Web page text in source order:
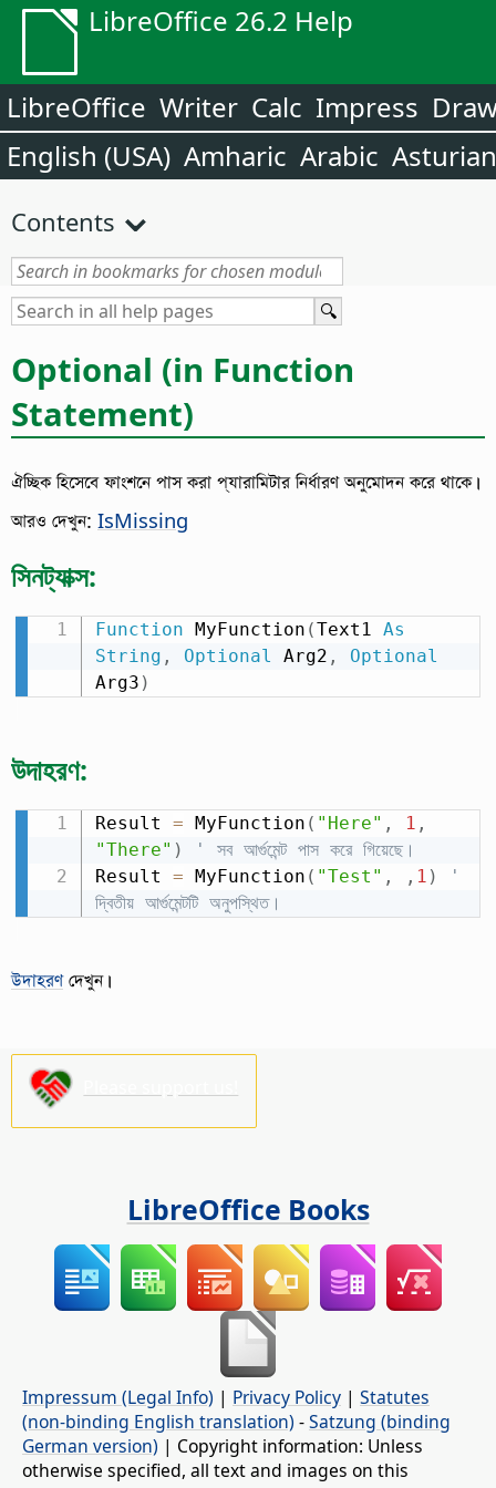
LibreOffice 26.2 Help
LibreOffice Writer Calc Impress
English (USA) Amharic Arabic Asturian
Contents
Optional (in Function
Statement)
ঐচ্ছিক হিসেবে ফাংশনে পাস করা প্যারামিটার নির্ধারণ অনুমোদন করে থাকে।
আরও দেখুন: IsMissing
সিনট্যাক্স:
Function MyFunction (Text1 As
String , Optional Arg2 ,
Optional
Arg3 )
উদাহরণ:
Result = MyFunction ( "Here" , 1 ,
"There" )
' সব আর্গুমেন্ট পাস করে গিয়েছে।
Result = MyFunction ( "Test" , , 1 )
'
দ্বিতীয় আর্গুমেন্টটি অনুপস্থিত।
উদাহরণদেখুন।
LibreOffice Books
Impressum (Legal Info) | Privacy Policy | Statutes
(non-binding English translation) -Satzung (binding
German version) | Copyright information: Unless
otherwise specified, all text and images on this